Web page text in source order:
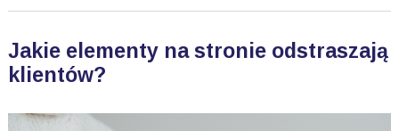
Jakie elementy na stronie odstraszają
klientów?